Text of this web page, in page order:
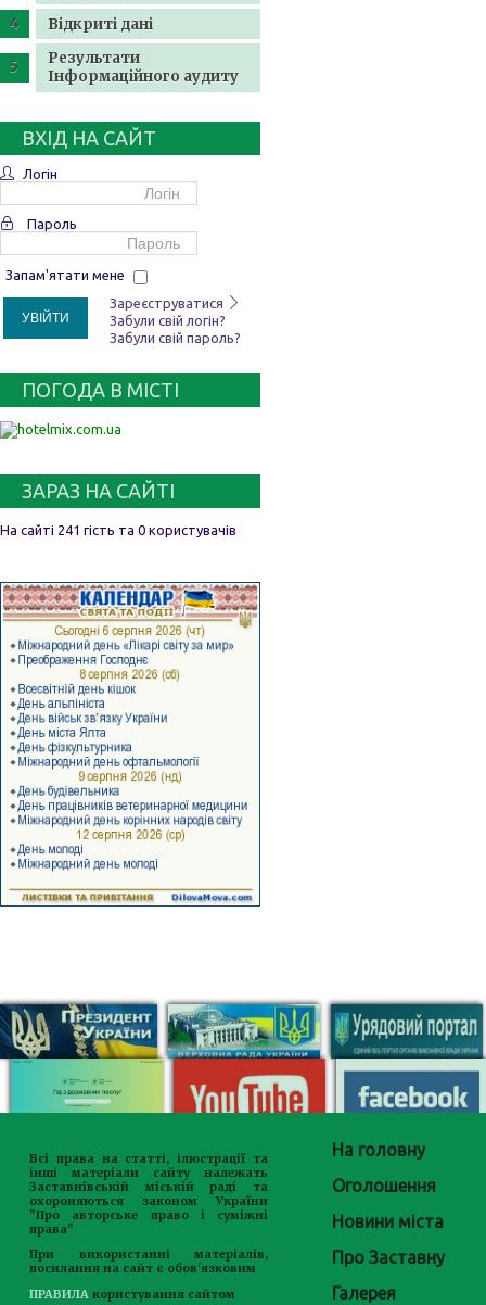
Відкриті дані
Результати
Інформаційного аудиту
ВХІД НА САЙТ
Логін
Пароль
Запам'ятати мене
УВІЙТИ
Зареєструватися
Забули свій логін?
Забули свій пароль?
ПОГОДА В МІСТІ
ЗАРАЗ НА САЙТІ
На сайті 241 гість та 0 користувачів
Всі права на статті, ілюстрації та
інші матеріали сайту належать
Заставнівській міській раді та
охороняються законом України
"Про авторське право і суміжні
права"
При використанні матеріалів,
посилання на сайт є обов'язковим
ПРАВИЛА користування сайтом
На головну
Оголошення
Новини міста
Про Заставну
Галерея